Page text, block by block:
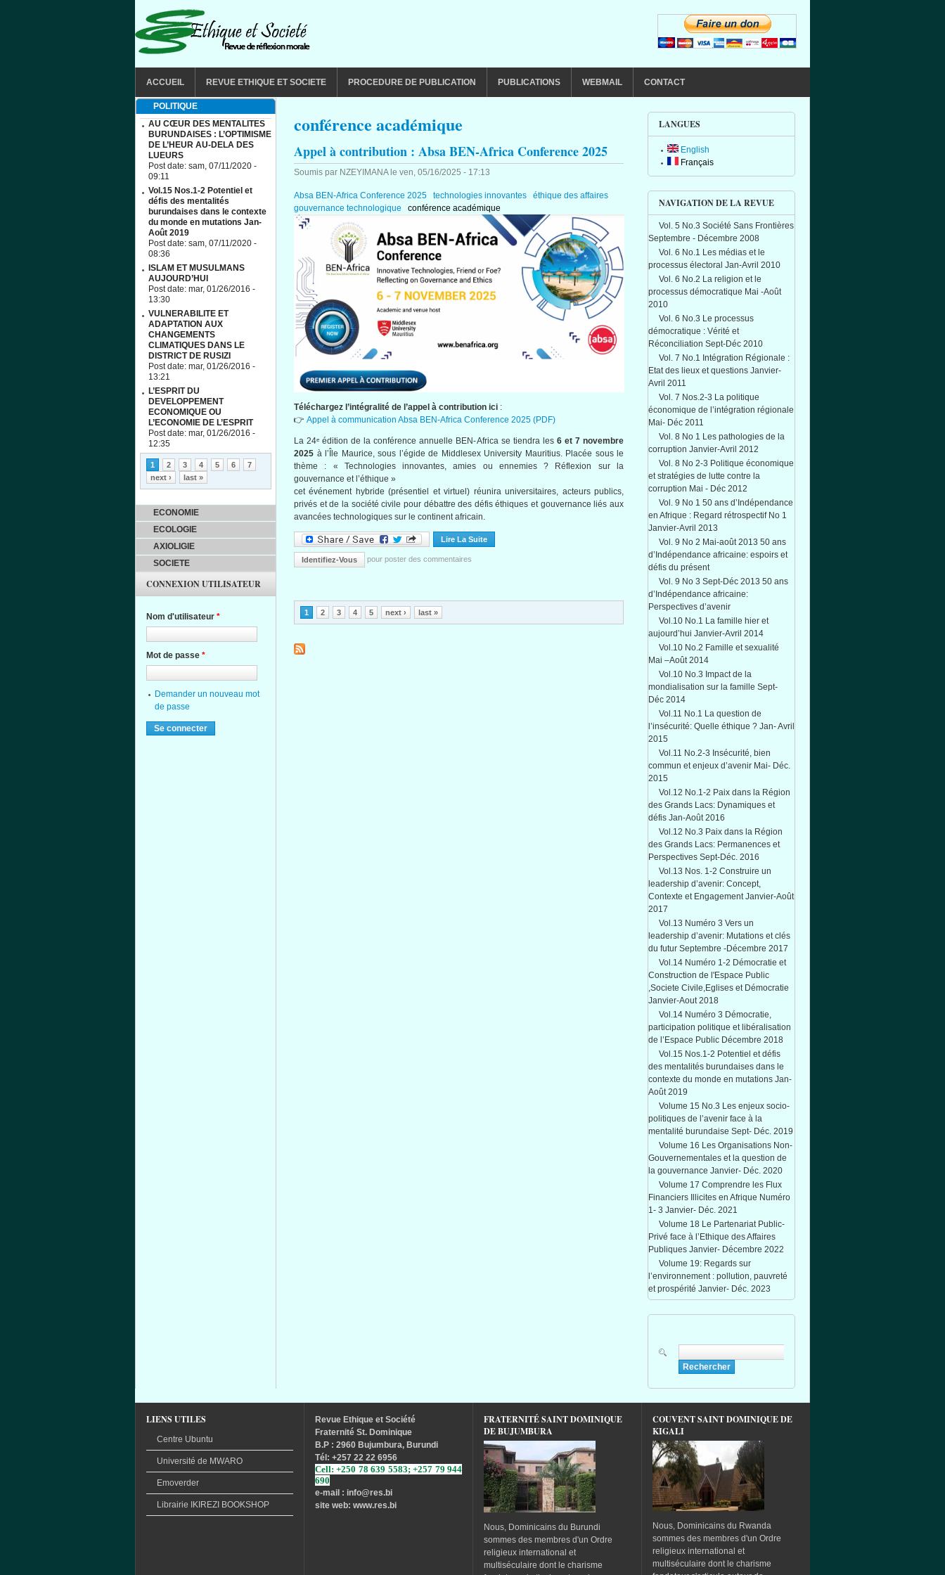
ACCUEIL REVUE ETHIQUE ET SOCIETE PROCEDURE DE PUBLICATION PUBLICATIONS WEBMAIL CONTACT
conférence académique
Appel à contribution : Absa BEN-Africa Conference 2025
Soumis par NZEYIMANAle ven, 05/16/2025 - 17:13
Absa BEN-Africa Conference 2025 technologies innovantes
éthique des affaires
gouvernance technologique
conférence académique
Téléchargez l’intégralité de l’appel à contribution ici :
👉 Appel à communication Absa BEN-Africa Conference 2025 (PDF)
La 24ᵉ édition de la conférence annuelle BEN-Africa se tiendra les 6 et 7 novembre
2025 à l’Île Maurice, sous l’égide de Middlesex University Mauritius. Placée sous le
thème : « Technologies innovantes, amies ou ennemies ? Réflexion sur la
gouvernance et l’éthique »
cet événement hybride (présentiel et virtuel) réunira universitaires, acteurs publics,
privés et de la société civile pour débattre des défis éthiques et gouvernance liés aux
avancées technologiques sur le continent africain.
Lire La Suite De Appel À Contribution : Absa BEN-Africa Conference 2025
Identifiez-Vous pour poster des commentaires
Pages
1 2 3 4 5 next › last »
LANGUES
English
Français
NAVIGATION DE LA REVUE
Vol. 5 No.3 Société Sans Frontières
Septembre - Décembre 2008
Vol. 6 No.1 Les médias et le
processus électoral Jan-Avril 2010
Vol. 6 No.2 La religion et le
processus démocratique Mai -Août
2010
Vol. 6 No.3 Le processus
démocratique : Vérité et
Réconciliation Sept-Déc 2010
Vol. 7 No.1 Intégration Régionale :
Etat des lieux et questions Janvier-
Avril 2011
Vol. 7 Nos.2-3 La politique
économique de l’intégration régionale
Mai- Déc 2011
Vol. 8 No 1 Les pathologies de la
corruption Janvier-Avril 2012
Vol. 8 No 2-3 Politique économique
et stratégies de lutte contre la
corruption Mai - Déc 2012
Vol. 9 No 1 50 ans d’Indépendance
en Afrique : Regard rétrospectif No 1
Janvier-Avril 2013
Vol. 9 No 2 Mai-août 2013 50 ans
d’Indépendance africaine: espoirs et
défis du présent
Vol. 9 No 3 Sept-Déc 2013 50 ans
d’Indépendance africaine:
Perspectives d’avenir
Vol.10 No.1 La famille hier et
aujourd’hui Janvier-Avril 2014
Vol.10 No.2 Famille et sexualité
Mai –Août 2014
Vol.10 No.3 Impact de la
mondialisation sur la famille Sept-
Déc 2014
Vol.11 No.1 La question de
l’insécurité: Quelle éthique ? Jan- Avril
2015
Vol.11 No.2-3 Insécurité, bien
commun et enjeux d’avenir Mai- Déc.
2015
Vol.12 No.1-2 Paix dans la Région
des Grands Lacs: Dynamiques et
défis Jan-Août 2016
Vol.12 No.3 Paix dans la Région
des Grands Lacs: Permanences et
Perspectives Sept-Déc. 2016
Vol.13 Nos. 1-2 Construire un
leadership d’avenir: Concept,
Contexte et Engagement Janvier-Août
2017
Vol.13 Numéro 3 Vers un
leadership d’avenir: Mutations et clés
du futur Septembre -Décembre 2017
Vol.14 Numéro 1-2 Démocratie et
Construction de l'Espace Public
,Societe Civile,Eglises et Démocratie
Janvier-Aout 2018
Vol.14 Numéro 3 Démocratie,
participation politique et libéralisation
de l’Espace Public Décembre 2018
Vol.15 Nos.1-2 Potentiel et défis
des mentalités burundaises dans le
contexte du monde en mutations Jan-
Août 2019
Volume 15 No.3 Les enjeux socio-
politiques de l’avenir face à la
mentalité burundaise Sept- Déc. 2019
Volume 16 Les Organisations Non-
Gouvernementales et la question de
la gouvernance Janvier- Déc. 2020
Volume 17 Comprendre les Flux
Financiers Illicites en Afrique Numéro
1- 3 Janvier- Déc. 2021
Volume 18 Le Partenariat Public-
Privé face à l’Ethique des Affaires
Publiques Janvier- Décembre 2022
Volume 19: Regards sur
l’environnement : pollution, pauvreté
et prospérité Janvier- Déc. 2023
POLITIQUE
AU CŒUR DES MENTALITES
BURUNDAISES : L’OPTIMISME
DE L’HEUR AU-DELA DES
LUEURS
Post date: sam, 07/11/2020 -
09:11
Vol.15 Nos.1-2 Potentiel et
défis des mentalités
burundaises dans le contexte
du monde en mutations Jan-
Août 2019
Post date: sam, 07/11/2020 -
08:36
ISLAM ET MUSULMANS
AUJOURD’HUI
Post date: mar, 01/26/2016 -
13:30
VULNERABILITE ET
ADAPTATION AUX
CHANGEMENTS
CLIMATIQUES DANS LE
DISTRICT DE RUSIZI
Post date: mar, 01/26/2016 -
13:21
L’ESPRIT DU
DEVELOPPEMENT
ECONOMIQUE OU
L’ECONOMIE DE L’ESPRIT
Post date: mar, 01/26/2016 -
12:35
Pages
1 2 3 4 5 6
7
next ›
last »
ECONOMIE
ECOLOGIE
AXIOLIGIE
SOCIETE
CONNEXION UTILISATEUR
Nom d'utilisateur *
Mot de passe *
Demander un nouveau mot
de passe
LIENS UTILES
Centre Ubuntu
Université de MWARO
Emoverder
Librairie IKIREZI BOOKSHOP
Revue Ethique et Société
Fraternité St. Dominique
B.P : 2960 Bujumbura, Burundi
Tél : +257 22 22 6956
Cell: +250 78 639 5583; +257 79 944
690
e-mail : info@res.bi
site web: www.res.bi
FRATERNITÉ SAINT DOMINIQUE
DE BUJUMBURA
Nous, Dominicains du Burundi
sommes des membres d'un Ordre
religieux international et
multiséculaire dont le charisme
COUVENT SAINT DOMINIQUE DE
KIGALI
Nous, Dominicains du Rwanda
sommes des membres d'un Ordre
religieux international et
multiséculaire dont le charisme